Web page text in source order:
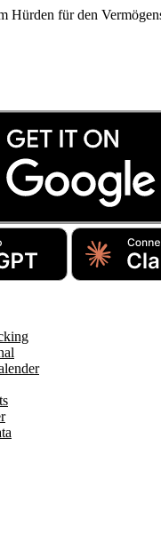
Hürden für den